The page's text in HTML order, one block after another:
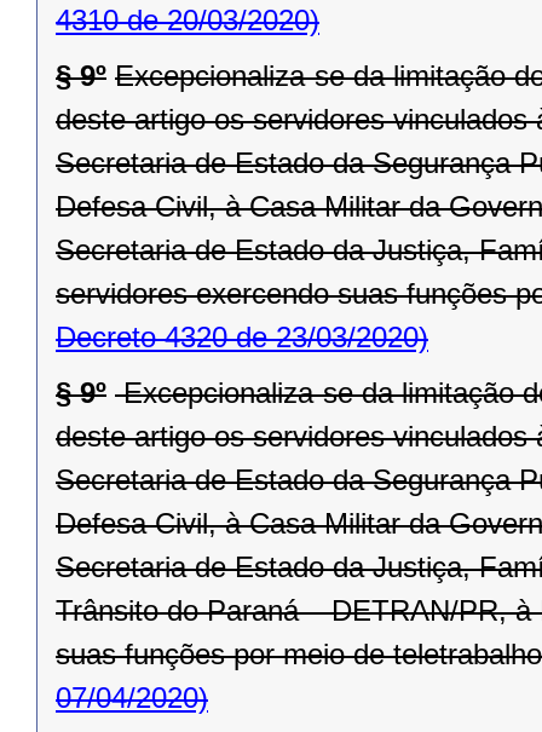
4310 de 20/03/2020)
§ 9º Excepcionaliza-se da limitação
deste artigo os servidores
Secretaria de Estado da Segurança
Defesa Civil, à Casa Militar da
Secretaria de Estado da Justiça,
servidores exercendo suas funções
Decreto 4320 de 23/03/2020)
§ 9º Excepcionaliza-se da limitação
deste artigo os servidores
Secretaria de Estado da Segurança
Defesa Civil, à Casa Militar da
Secretaria de Estado da Justiça,
Trânsito do Paraná – DETRAN/PR,
suas funções por meio de
07/04/2020)